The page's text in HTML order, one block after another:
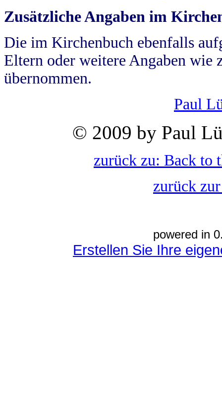
Zusätzliche Angaben im
Die im Kirchenbuch ebenfalls
Eltern oder weitere Angaben wie
übernommen.
Paul
© 2009 by Paul
zurück zu: Back to
zurück
powered in
Erstellen Sie Ihre